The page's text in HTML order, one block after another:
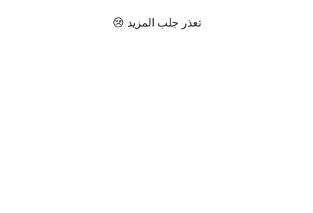
تعذر جلب المزيد 😢